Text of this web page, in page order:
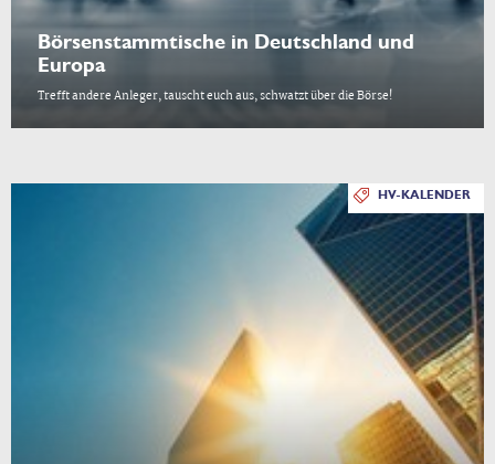
Börsenstammtische in Deutschland und
Europa
Trefft andere Anleger, tauscht euch aus, schwatzt über die Börse!
HV-KALENDER